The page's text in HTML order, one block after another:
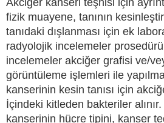
Akciğer kanseri teşhisi için
fizik muayene, tanının
tanıdaki dışlanması için ek
radyolojik incelemeler
incelemeler akciğer grafisi ve/
görüntüleme işlemleri ile
kanserinin kesin tanısı için
İçindeki kitleden bakteriler
kanserinin hücre tipini, kanser